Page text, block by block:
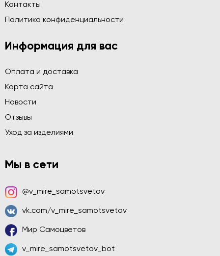
Контакты
Политика конфиденциальности
Информация для вас
Оплата и доставка
Карта сайта
Новости
Отзывы
Уход за изделиями
Мы в сети
@v_mire_samotsvetov
vk.com/v_mire_samotsvetov
Мир Самоцветов
v_mire_samotsvetov_bot